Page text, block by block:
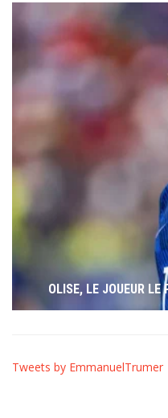
OLISE, LE JOUEUR LE
Tweets by EmmanuelTrumer